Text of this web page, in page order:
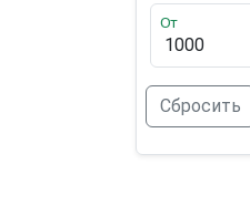
От
Сбросить